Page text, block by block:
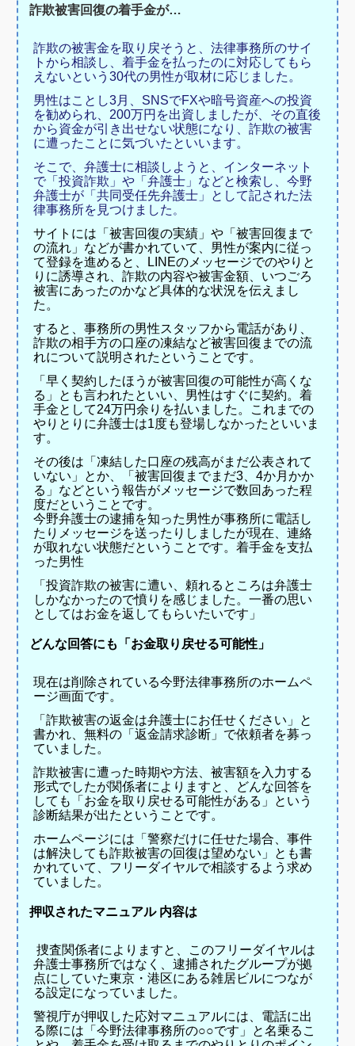
詐欺被害回復の着手金が…
詐欺の被害金を取り戻そうと、法律事務所のサイ
トから相談し、着手金を払ったのに対応してもら
えないという30代の男性が取材に応じました。
男性はことし3月、SNSでFXや暗号資産への投資
を勧められ、200万円を出資しましたが、その直後
から資金が引き出せない状態になり、詐欺の被害
に遭ったことに気づいたといいます。
そこで、弁護士に相談しようと、インターネット
で「投資詐欺」や「弁護士」などと検索し、今野
弁護士が「共同受任先弁護士」として記された法
律事務所を見つけました 。
サイトには「被害回復の実績」や「被害回復まで
の流れ」などが書かれていて、男性が案内に従っ
て登録を進めると、LINEのメッセージでのやりと
りに誘導され、詐欺の内容や被害金額、いつごろ
被害にあったのかなど具体的な状況を伝えまし
た。
すると、事務所の男性スタッフから電話があり、
詐欺の相手方の口座の凍結など被害回復までの流
れについて説明されたということです。
「早く契約したほうが被害回復の可能性が高くな
る」とも言われたといい、男性はすぐに契約。着
手金として24万円余りを払いました。
これまでの
やりとりに弁護士は1度も登場しなかったといいま
す。
その後は「凍結した口座の残高がまだ公表されて
いない」とか、「被害回復までまだ3、4か月かか
る」などという報告がメッセージで数回あった程
度だということです。
今野弁護士の逮捕を知った男性が事務所に電話し
たりメッセージを送ったりしましたが現在、連絡
が取れない状態だということです。着手金を支払
った男性
「投資詐欺の被害に遭い、頼れるところは弁護士
しかなかったので憤りを感じました。一番の思い
としてはお金を返してもらいたいです」
どんな回答にも「お金取り戻せる可能性」
現在は削除されている今野法律事務所のホームペ
ージ画面です。
「詐欺被害の返金は弁護士にお任せください」と
書かれ、無料の「返金請求診断」で依頼者を募っ
ていました。
詐欺被害に遭った時期や方法、被害額を入力する
形式でしたが関係者によりますと、どんな回答を
しても「お金を取り戻せる可能性がある」という
診断結果が出たということです。
ホームページには「警察だけに任せた場合、事件
は解決しても詐欺被害の回復は望めない」とも書
かれていて、フリーダイヤルで相談するよう求め
ていました。
押収されたマニュアル 内容は
捜査関係者によりますと、このフリーダイヤルは
弁護士事務所ではなく、逮捕されたグループが拠
点にしていた東京・港区にある雑居ビルにつなが
る設定になっていました。
警視庁が押収した応対マニュアルには、電話に出
る際には「今野法律事務所の○○です」と名乗るこ